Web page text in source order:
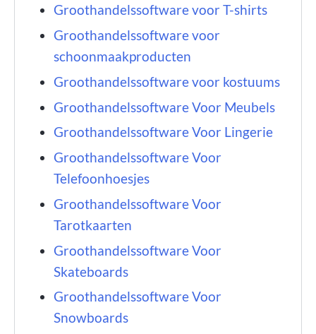
Groothandelssoftware voor T-shirts
Groothandelssoftware voor
schoonmaakproducten
Groothandelssoftware voor kostuums
Groothandelssoftware Voor Meubels
Groothandelssoftware Voor Lingerie
Groothandelssoftware Voor
Telefoonhoesjes
Groothandelssoftware Voor
Tarotkaarten
Groothandelssoftware Voor
Skateboards
Groothandelssoftware Voor
Snowboards